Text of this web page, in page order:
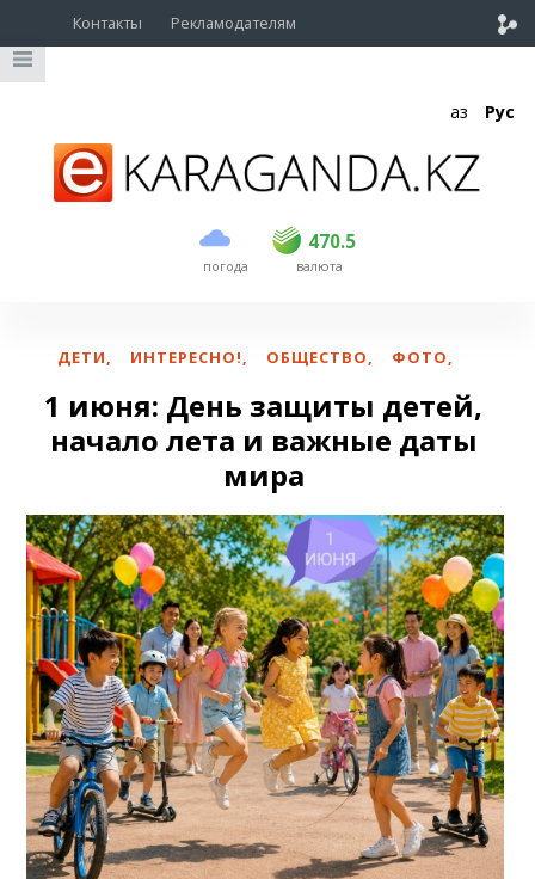
Контакты Рекламодателям
Қаз Рус
погода
470.5
USD 469 470.5
EUR валюта
ДЕТИ, ИНТЕРЕСНО!, ОБЩЕСТВО, ФОТО,
1 июня: День защиты детей,
начало лета и важные даты
мира